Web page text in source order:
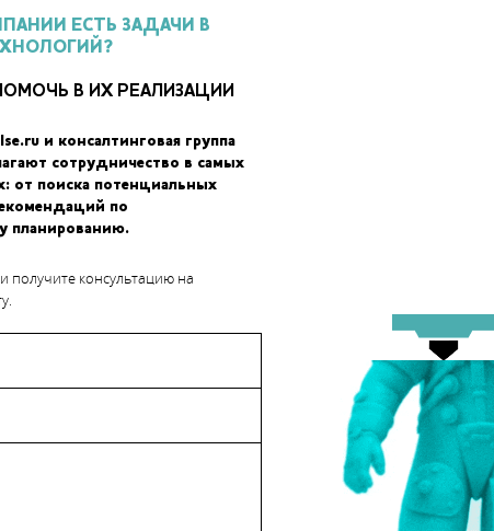
ЕСТЬ ЗАДАЧИ В
В ИХ РЕАЛИЗАЦИИ
и консалтинговая группа
сотрудничество в самых
от поиска потенциальных
по
планированию.
получите консультацию на
сделали напечатанную на 3D-принтере уменьшенную копию,
в последнее время создатель Facebook всерьез
этому стала и недавняя кампания по продвижению
достаточно впечатляюще. Согласно сайту Oculus, речь
позволяющем создавать скульптуры, модели, картины и
как новички, так и продвинутые дизайнеры смогут